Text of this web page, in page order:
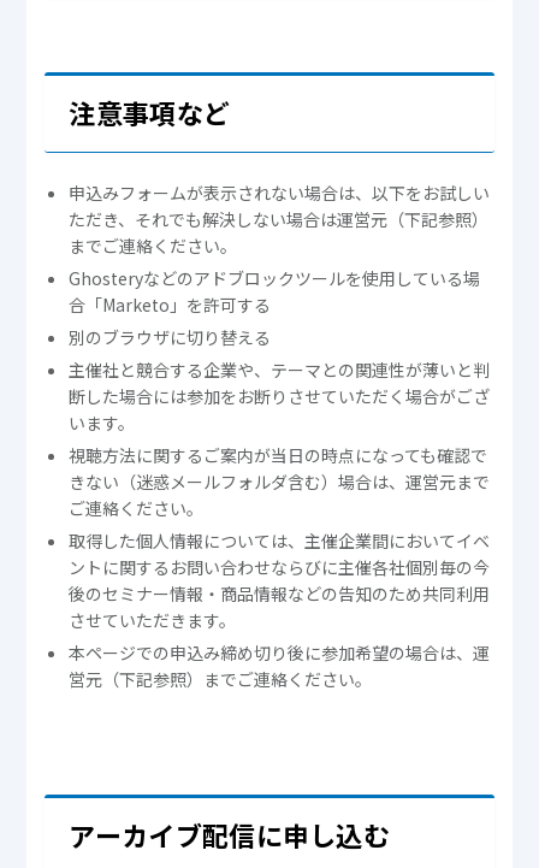
注意事項など
申込みフォームが表示されない場合は、以下をお試しい
ただき、それでも解決しない場合は運営元（下記参照）
までご連絡ください。
Ghosteryなどのアドブロックツールを使用している場
合「Marketo」を許可する
別のブラウザに切り替える
主催社と競合する企業や、テーマとの関連性が薄いと判
断した場合には参加をお断りさせていただく場合がござ
います。
視聴方法に関するご案内が当日の時点になっても確認で
きない（迷惑メールフォルダ含む）場合は、運営元まで
ご連絡ください。
取得した個人情報については、主催企業間においてイベ
ントに関するお問い合わせならびに主催各社個別毎の今
後のセミナー情報・商品情報などの告知のため共同利用
させていただきます。
本ページでの申込み締め切り後に参加希望の場合は、運
営元（下記参照）までご連絡ください。
アーカイブ配信に申し込む